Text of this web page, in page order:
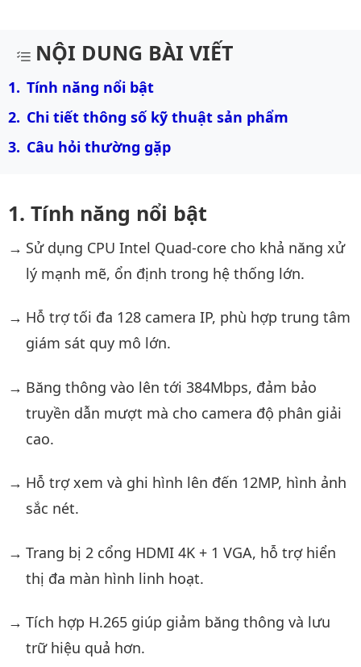
Mô tả chi tiết sản phẩm
NỘI DUNG BÀI VIẾT
Tính năng nổi bật
Chi tiết thông số kỹ thuật sản phẩm
Câu hỏi thường gặp
Tính năng nổi bật
Sử dụng CPU Intel Quad-core cho khả năng xử
lý mạnh mẽ, ổn định trong hệ thống lớn.
Hỗ trợ tối đa 128 camera IP, phù hợp trung tâm
giám sát quy mô lớn.
Băng thông vào lên tới 384Mbps, đảm bảo
truyền dẫn mượt mà cho camera độ phân giải
cao.
Hỗ trợ xem và ghi hình lên đến 12MP, hình ảnh
sắc nét.
Trang bị 2 cổng HDMI 4K + 1 VGA, hỗ trợ hiển
thị đa màn hình linh hoạt.
Tích hợp H.265 giúp giảm băng thông và lưu
trữ hiệu quả hơn.